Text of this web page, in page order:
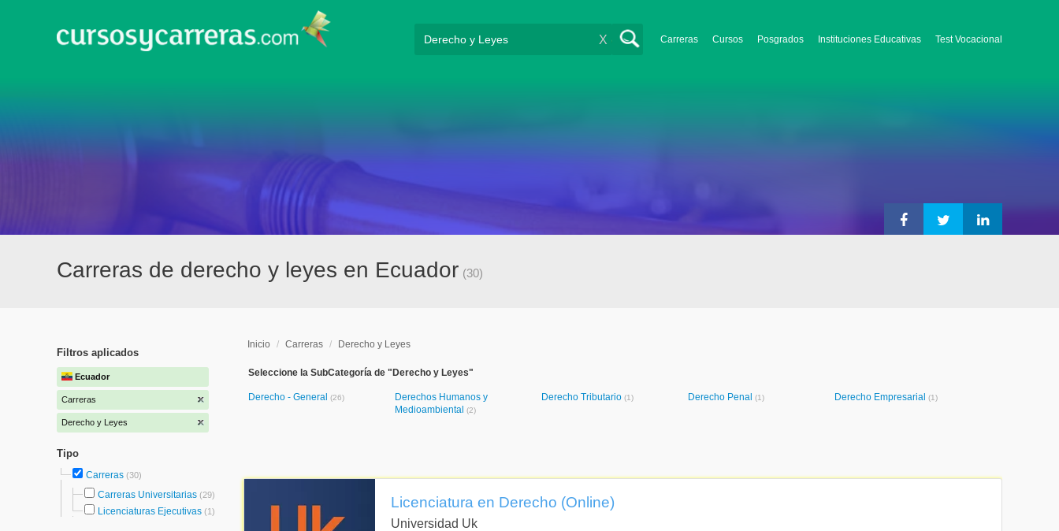
Carreras Cursos Posgrados Instituciones Educativas Test Vocacional
X
Carreras de derecho y leyes en Ecuador (30)
Filtros aplicados
Ecuador
Carreras
Derecho y Leyes
Tipo
Carreras (30)
Carreras Universitarias (29)
Licenciaturas Ejecutivas (1)
Inicio / Carreras / Derecho y Leyes
Seleccione la SubCategoría de "Derecho y Leyes"
Derecho - General (26)
Derechos Humanos y
Medioambiental (2)
Derecho Tributario (1) Derecho Penal (1) Derecho Empresarial (1)
Licenciatura en Derecho (Online)
Universidad Uk